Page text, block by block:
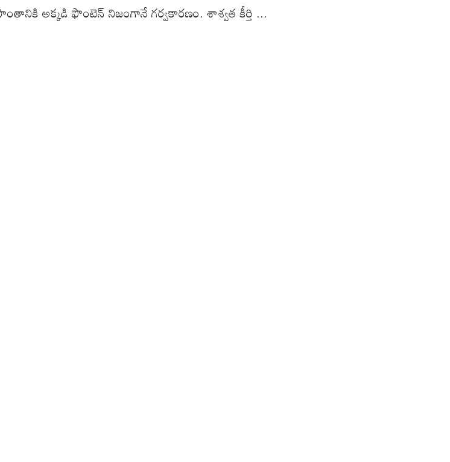
అక్కడి ఫౌంటెన్ నిజంగానే గర్వకారణం. శాశ్వత కీర్తి ...